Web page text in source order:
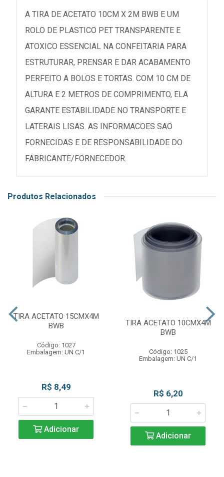
A TIRA DE ACETATO 10CM X 2M BWB E UM
ROLO DE PLASTICO PET TRANSPARENTE E
ATOXICO ESSENCIAL NA CONFEITARIA PARA
ESTRUTURAR, PRENSAR E DAR ACABAMENTO
PERFEITO A BOLOS E TORTAS. COM 10 CM DE
ALTURA E 2 METROS DE COMPRIMENTO, ELA
GARANTE ESTABILIDADE NO TRANSPORTE E
LATERAIS LISAS. AS INFORMACOES SAO
FORNECIDAS E DE RESPONSABILIDADE DO
FABRICANTE/FORNECEDOR.
Produtos Relacionados
TIRA ACETATO 15CMX4M
BWB
Código: 1027
Embalagem: UN C/1
R$ 8,49
Adicionar
TIRA ACETATO 10CMX4M
BWB
Código: 1025
Embalagem: UN C/1
R$ 6,20
Adicionar